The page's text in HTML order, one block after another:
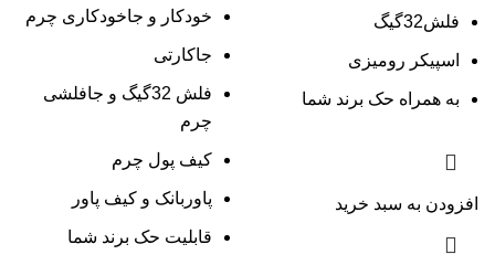
فلش32گیگ
اسپیکر رومیزی
به همراه حک برند شما
افزودن به سبد خرید
خودکار و جاخودکاری چرم
جاکارتی
فلش 32گیگ و جافلشی
چرم
کیف پول چرم
پاوربانک و کیف پاور
قابلیت حک برند شما